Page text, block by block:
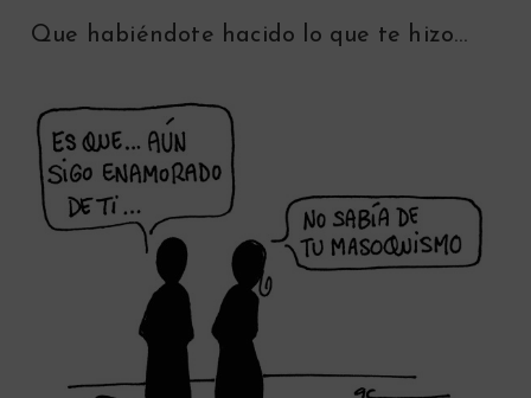
Que habiéndote hacido lo que te hizo…